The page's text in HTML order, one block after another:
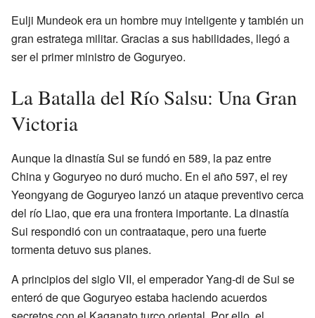
Eulji Mundeok era un hombre muy inteligente y también un
gran estratega militar. Gracias a sus habilidades, llegó a
ser el primer ministro de Goguryeo.
La Batalla del Río Salsu: Una Gran
Victoria
Aunque la dinastía Sui se fundó en 589, la paz entre
China y Goguryeo no duró mucho. En el año 597, el rey
Yeongyang de Goguryeo lanzó un ataque preventivo cerca
del río Liao, que era una frontera importante. La dinastía
Sui respondió con un contraataque, pero una fuerte
tormenta detuvo sus planes.
A principios del siglo VII, el emperador Yang-di de Sui se
enteró de que Goguryeo estaba haciendo acuerdos